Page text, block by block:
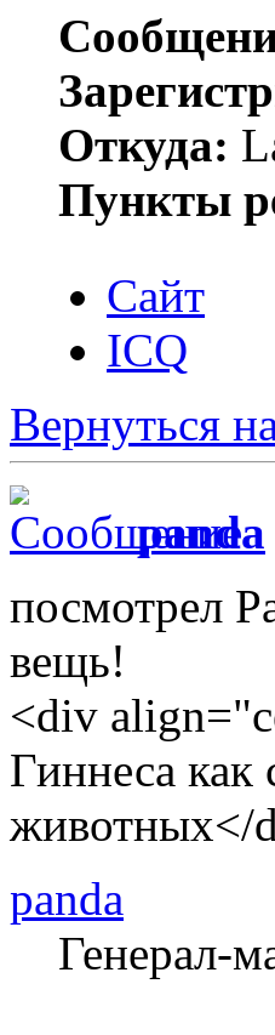
Откуда:
Пункты
Сайт
ICQ
Вернуться
panda
посмотрел
вещь!
<div
Гиннеса как
животных</
panda
Генерал-